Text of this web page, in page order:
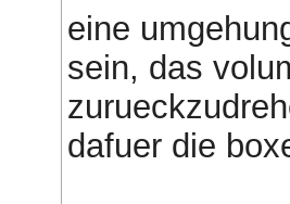
eine
sein, das
dafuer die